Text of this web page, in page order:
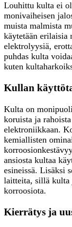
Louhittu kulta ei
monivaiheisen
muista malmista
käytetään erilaisia
elektrolyysiä,
puhdas kulta
kuten
Kullan
Kulta on
koruista ja
elektroniikkaan.
kemiallisten
ansiosta kultaa
esineissä. Lisäksi
laitteita, sillä kulta
korroosiota.
Kierrätys ja